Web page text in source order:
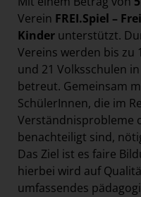
Verein FREI.Spiel –
Kinder unterstützt.
Vereins werden bis zu
und 21 Volksschulen
betreut. Gemeinsam
SchülerInnen, die im
Verständnisprobleme
benachteiligt sind,
Das Ziel ist es faire
hierbei wird auf
umfassendes